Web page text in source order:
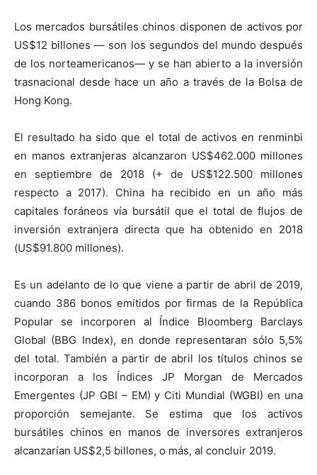
Los mercados bursátiles chinos disponen de activos por
US$12 billones — son los segundos del mundo después
de los norteamericanos— y se han abierto a la inversión
trasnacional desde hace un año a través de la Bolsa de
Hong Kong.
El resultado ha sido que el total de activos en renminbi
en manos extranjeras alcanzaron US$462.000 millones
en septiembre de 2018 (+ de US$122.500 millones
respecto a 2017). China ha recibido en un año más
capitales foráneos vía bursátil que el total de flujos de
inversión extranjera directa que ha obtenido en 2018
(US$91.800 millones).
Es un adelanto de lo que viene a partir de abril de 2019,
cuando 386 bonos emitidos por firmas de la República
Popular se incorporen al Índice Bloomberg Barclays
Global (BBG Index), en donde representaran sólo 5,5%
del total. También a partir de abril los títulos chinos se
incorporan a los Índices JP Morgan de Mercados
Emergentes (JP GBI – EM) y Citi Mundial (WGBI) en una
proporción semejante. Se estima que los activos
bursátiles chinos en manos de inversores extranjeros
alcanzarían US$2,5 billones, o más, al concluir 2019.